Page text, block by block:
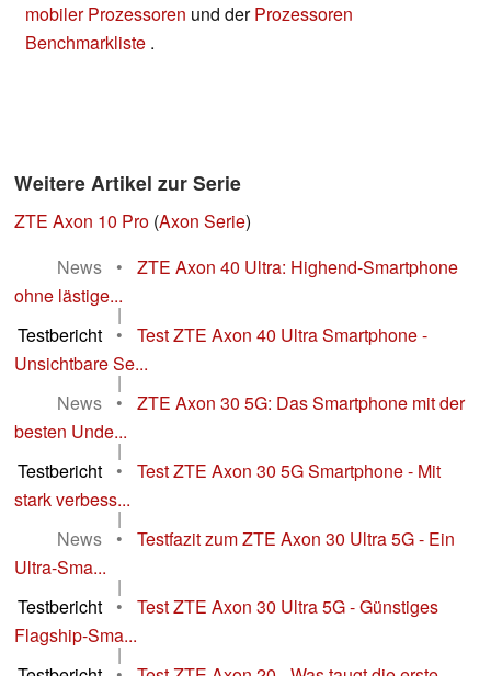
mobiler Prozessoren und derProzessoren
Benchmarkliste .
Weitere Artikel zur Serie
ZTE Axon 10 Pro (Axon Serie)
News
•
ZTE Axon 40 Ultra: Highend-Smartphone
ohne lästige...
|
Testbericht
•
Test ZTE Axon 40 Ultra Smartphone -
Unsichtbare Se...
|
News
•
ZTE Axon 30 5G: Das Smartphone mit der
besten Unde...
|
Testbericht
•
Test ZTE Axon 30 5G Smartphone - Mit
stark verbess...
|
News
•
Testfazit zum ZTE Axon 30 Ultra 5G - Ein
Ultra-Sma...
|
Testbericht
•
Test ZTE Axon 30 Ultra 5G - Günstiges
Flagship-Sma...
|